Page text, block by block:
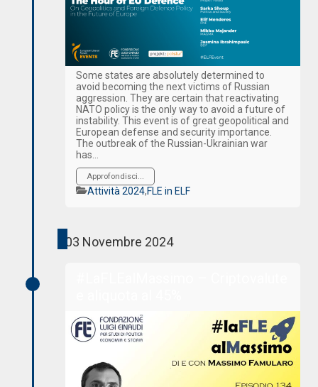
Some states are absolutely determined to
avoid becoming the next victims of Russian
aggression. They are certain that reactivating
NATO policy is the only way to avoid a future of
instability. This event is of great geopolitical and
European defense and security importance.
The outbreak of the Russian-Ukrainian war
has…
Approfondisci...
Categorie
Attività 2024,FLE in ELF
03 Novembre 2024